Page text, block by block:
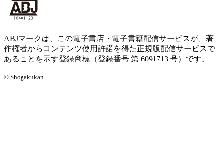
ABJマークは、この電子書店・電子書籍配信サービスが、著
作権者からコンテンツ使用許諾を得た正規版配信サービスで
あることを示す登録商標（登録番号 第 6091713 号）です。
© Shogakukan